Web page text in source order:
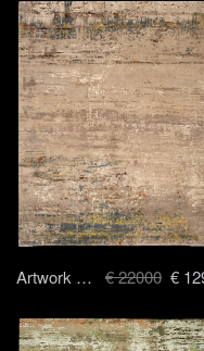
Artwork 19 AA - 250x300 cm € 22000 €